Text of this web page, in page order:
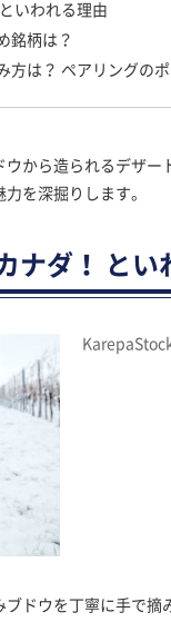
いわれる理由
銘柄は？
方は？ ペアリングの
から造られるデザ
を深掘りします。
ナダ！ とい
ドウを丁寧に手で摘